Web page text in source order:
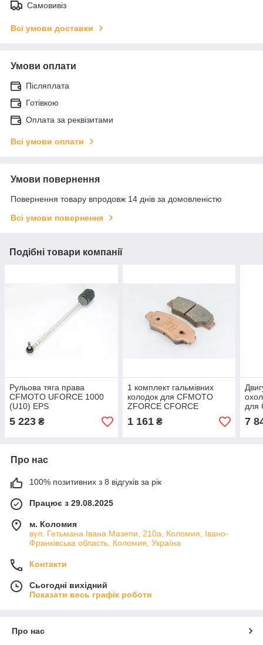
Самовивіз
Всі умови доставки
Умови оплати
Післяплата
Готівкою
Оплата за реквізитами
Всі умови оплати
Умови повернення
Повернення товару впродовж 14 днів за домовленістю
Всі умови повернення
Подібні товари компанії
Рульова тяга права
CFMOTO UFORCE 1000
(U10) EPS
5 223 ₴
1 комплект гальмівних
колодок для CFMOTO
ZFORCE CFORCE
UFORCE 500 600 800
1000 2018 2019 2020
1 161₴
для
7
Про нас
100% позитивних з 8 відгуків за рік
Працює з 29.08.2025
м. Коломия
вул. Гетьмана Івана Мазепи, 210а, Коломия, Івано-
Франківська область, Коломия, Україна
Контакти
Сьогодні вихідний
Показати весь графік роботи
Про нас